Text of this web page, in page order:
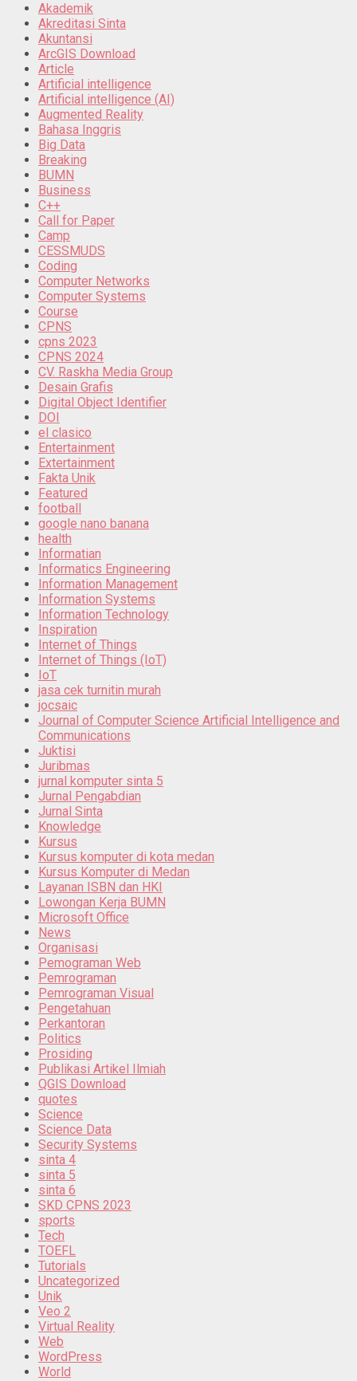
Akademik
Akreditasi Sinta
Akuntansi
ArcGIS Download
Article
Artificial intelligence
Artificial intelligence (AI)
Augmented Reality
Bahasa Inggris
Big Data
Breaking
BUMN
Business
C++
Call for Paper
Camp
CESSMUDS
Coding
Computer Networks
Computer Systems
Course
CPNS
cpns 2023
CPNS 2024
CV. Raskha Media Group
Desain Grafis
Digital Object Identifier
DOI
el clasico
Entertainment
Extertainment
Fakta Unik
Featured
football
google nano banana
health
Informatian
Informatics Engineering
Information Management
Information Systems
Information Technology
Inspiration
Internet of Things
Internet of Things (IoT)
IoT
jasa cek turnitin murah
jocsaic
Journal of Computer Science Artificial Intelligence and
Communications
Juktisi
Juribmas
jurnal komputer sinta 5
Jurnal Pengabdian
Jurnal Sinta
Knowledge
Kursus
Kursus komputer di kota medan
Kursus Komputer di Medan
Layanan ISBN dan HKI
Lowongan Kerja BUMN
Microsoft Office
News
Organisasi
Pemograman Web
Pemrograman
Pemrograman Visual
Pengetahuan
Perkantoran
Politics
Prosiding
Publikasi Artikel Ilmiah
QGIS Download
quotes
Science
Science Data
Security Systems
sinta 4
sinta 5
sinta 6
SKD CPNS 2023
sports
Tech
TOEFL
Tutorials
Uncategorized
Unik
Veo 2
Virtual Reality
Web
WordPress
World